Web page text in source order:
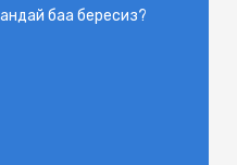
баа бересиз?